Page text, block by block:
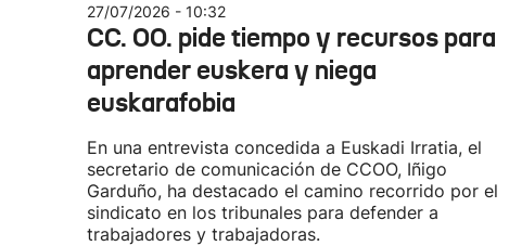
27/07/2026 - 10:32
CC. OO. pide tiempo y recursos para
aprender euskera y niega
euskarafobia
En una entrevista concedida a Euskadi Irratia, el
secretario de comunicación de CCOO, Iñigo
Garduño, ha destacado el camino recorrido por el
sindicato en los tribunales para defender a
trabajadores y trabajadoras.